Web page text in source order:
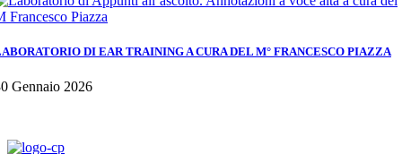
DI EAR TRAINING A CURA DEL M° FRANCESCO PIAZZA
Gennaio 2026